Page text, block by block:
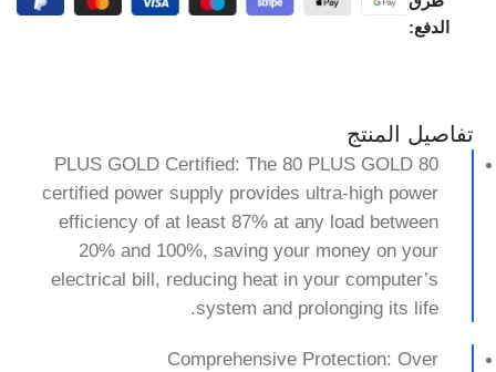
الدفع:
تفاصيل المنتج
80 PLUS GOLD Certified: The 80 PLUS GOLD
certified power supply provides ultra-high power
efficiency of at least 87% at any load between
20% and 100%, saving your money on your
electrical bill, reducing heat in your computer’s
system and prolonging its life.
Comprehensive Protection: Over